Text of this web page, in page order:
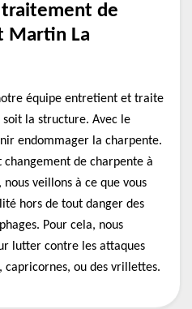
de
Martin La
équipe entretient et traite
la structure. Avec le
endommager la charpente.
de charpente à
veillons à ce que vous
hors de tout danger des
Pour cela, nous
lutter contre les attaques
capricornes, ou des vrillettes.